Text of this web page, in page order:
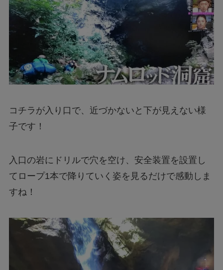
コチラが入り口で、近づかないと下が見えない様
子です！
入口の岩にドリルで穴を空け、安全装置を設置し
てロープ1本で降りていく姿を見るだけで感動しま
すね！